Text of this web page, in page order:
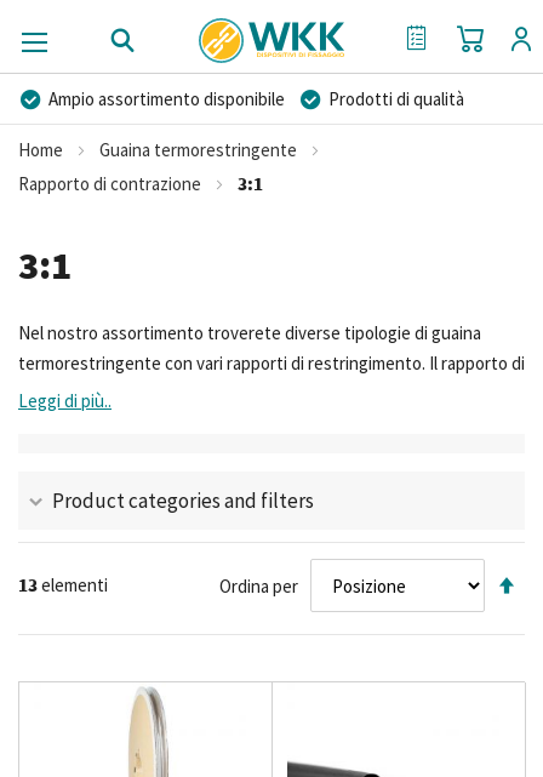
Carrello
Il mio
Ampio assortimento disponibile
Prodotti di qualità
Prezzi competitivi
Consegna rapida
Consulenza Personalizzata
Home
Guaina termorestringente
Rapporto di contrazione
3:1
3:1
Nel nostro assortimento troverete diverse tipologie di guaina
termorestringente con vari rapporti di restringimento. Il rapporto di
restringimento indica in quale misura la guaina termorestringente
confezionamento. Qui potete scoprire tutte le nostre guaine
termorestringenti con un rapporto di restringimento di 3:1.
Leggi di più..
Product categories and filters
13elementi Ordina per